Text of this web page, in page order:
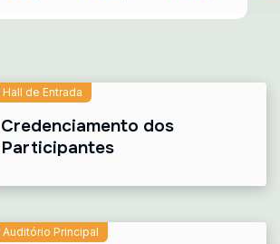
Hall de Entrada
Credenciamento dos
Participantes
Auditório Principal